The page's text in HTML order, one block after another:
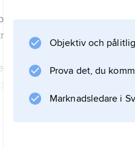
till Västberlin under
till staden
flögs in i en aldrig
Objektiv och
Prova det, du
Marknadsledare i